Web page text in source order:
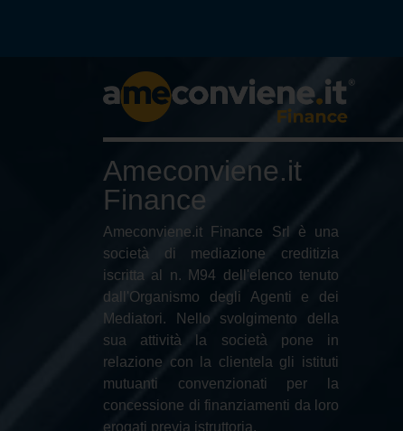
Ameconviene.it
Finance
Ameconviene.it Finance Srl è una
società di mediazione creditizia
iscritta al n. M94 dell'elenco tenuto
dall'Organismo degli Agenti e dei
Mediatori. Nello svolgimento della
sua attività la società pone in
relazione con la clientela gli istituti
mutuanti convenzionati per la
concessione di finanziamenti da loro
erogati previa istruttoria.